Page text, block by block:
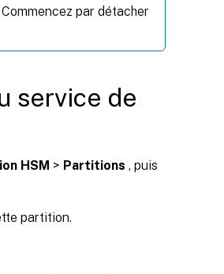
par détacher
service de
HSM > Partitions , puis
partition.